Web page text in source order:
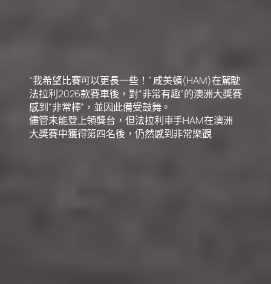
“我希望比賽可以更長一些！” 咸美頓(HAM)在駕駛
法拉利2026款賽車後，對“非常有趣”的澳洲大獎賽
感到“非常棒”，並因此備受鼓舞。
儘管未能登上領獎台，但法拉利車手HAM在澳洲
大獎賽中獲得第四名後，仍然感到非常樂觀